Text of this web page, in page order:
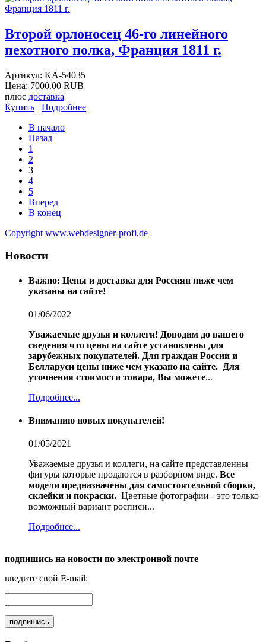
Второй орлоносец 46-го линейного
пехотного полка, Франция 1811 г.
Артикул: KA-54035
Цена: 7000.00 RUB
плюс доставка
Купить
Подробнее
В начало
Назад
1
2
3
4
5
Вперед
В конец
Copyright www.webdesigner-profi.de
Новости
Важно: Цены и доставка для Россиян ниже чем
указаны на сайте!
01/06/2022
Уважаемые друзья и коллеги! Доводим до вашего
сведения что цены на сайте установлены для
зарубежных покупателей. Для граждан России и
Белларуси цены ниже чем указано на сайте. Для
уточнения стоимости товара, Вы можете...
Подробнее...
Вниманию новых покупателей!
01/05/2021
Уважаемые друзья и коллеги, на сайте представленны
фигуры которые продаются в разборном виде. Все
модели предназначены для самостоятельной сборки,
склейки и покраски. Цветные фотографии - это только
возможный вариант росписи...
Подробнее...
подпишись на новости по электронной почте
введите свой E-mail: